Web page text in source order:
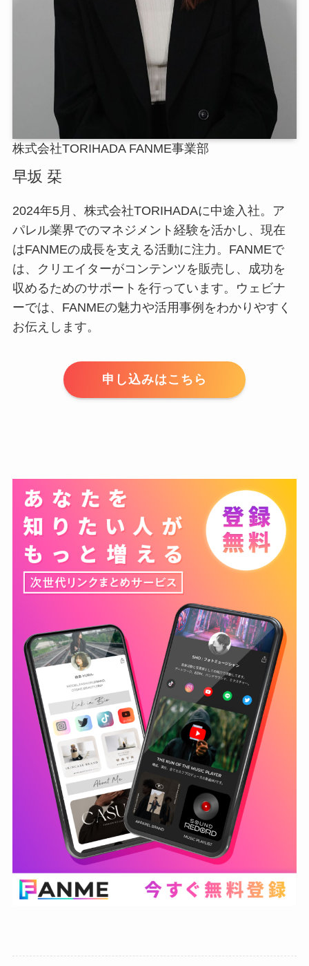
株式会社TORIHADA FANME事業部
早坂 栞
2024年5月、株式会社TORIHADAに中途入社。ア
パレル業界でのマネジメント経験を活かし、現在
はFANMEの成長を支える活動に注力。FANMEで
は、クリエイターがコンテンツを販売し、成功を
収めるためのサポートを行っています。ウェビナ
ーでは、FANMEの魅力や活用事例をわかりやすく
お伝えします。
申し込みはこちら